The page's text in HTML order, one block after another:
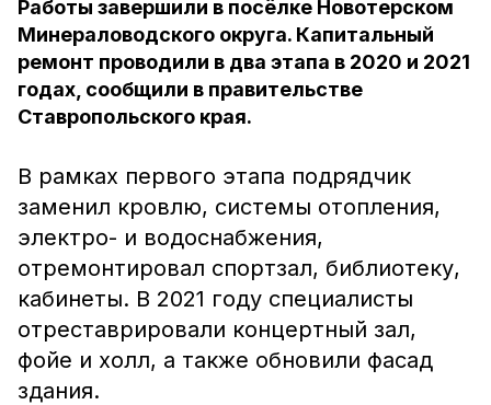
Работы завершили в посёлке Новотерском
Минераловодского округа. Капитальный
ремонт проводили в два этапа в 2020 и 2021
годах, сообщили в правительстве
Ставропольского края.
В рамках первого этапа подрядчик
заменил кровлю, системы отопления,
электро- и водоснабжения,
отремонтировал спортзал, библиотеку,
кабинеты. В 2021 году специалисты
отреставрировали концертный зал,
фойе и холл, а также обновили фасад
здания.